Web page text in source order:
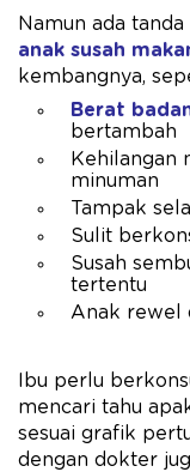
Namun ada
anak susah
kembangnya,
Berat
bertambah
Kehilangan
minuman
Tampak
Sulit
Susah
tertentu
Anak rewel
Ibu perlu
mencari tahu
sesuai grafik
dengan dokter